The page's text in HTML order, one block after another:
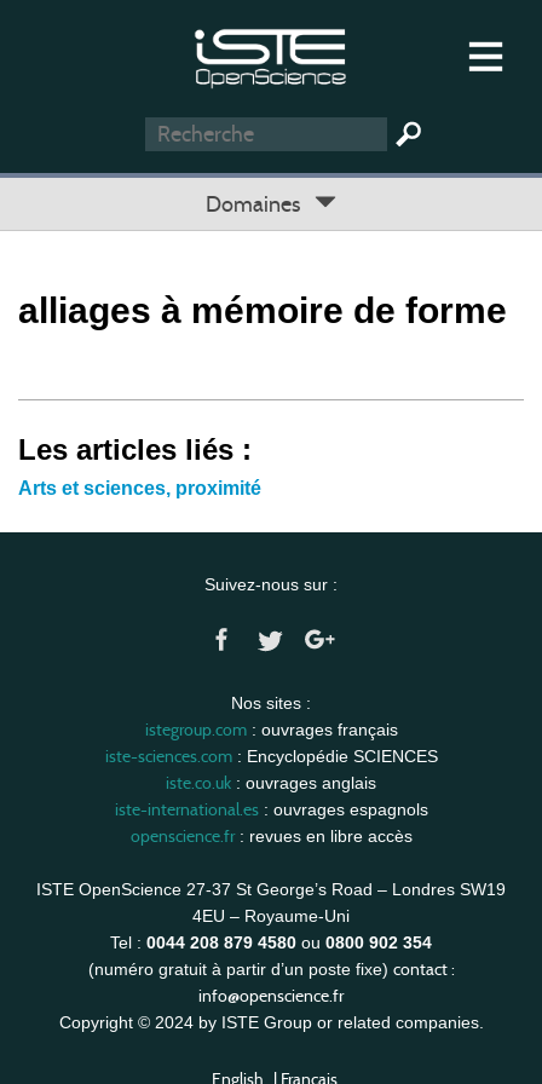
Domaines
alliages à mémoire de forme
Les articles liés :
Arts et sciences, proximité
Suivez-nous sur :
Nos sites :
istegroup.com: ouvrages français
iste-sciences.com: Encyclopédie SCIENCES
iste.co.uk : ouvrages anglais
iste-international.es: ouvrages espagnols
openscience.fr: revues en libre accès
ISTE OpenScience 27-37 St George’s Road – Londres SW19
4EU – Royaume-Uni
Tel : 0044 208 879 4580 ou 0800 902 354
(numéro gratuit à partir d’un poste fixe) contact :
info@openscience.fr
Copyright © 2024 by ISTE Group or related companies.
English | Français